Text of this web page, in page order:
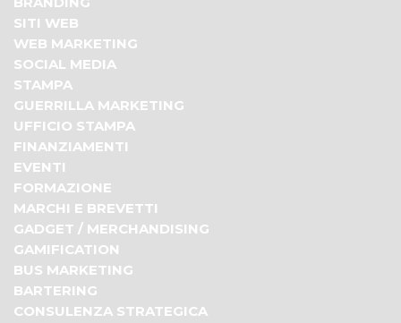
SITI WEB
WEB MARKETING
SOCIAL MEDIA
STAMPA
GUERRILLA MARKETING
UFFICIO STAMPA
FINANZIAMENTI
EVENTI
FORMAZIONE
MARCHI E BREVETTI
GADGET / MERCHANDISING
GAMIFICATION
BUS MARKETING
BARTERING
CONSULENZA STRATEGICA